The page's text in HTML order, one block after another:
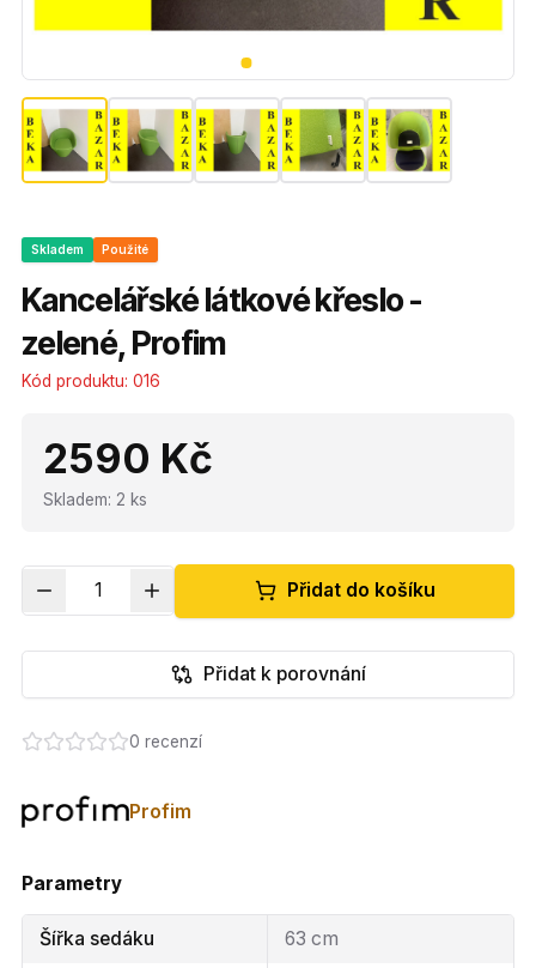
Skladem Použité
Kancelářské látkové křeslo -
zelené, Profim
Kód produktu: 016
2590 Kč
Skladem: 2 ks
1 Přidat do košíku
Přidat k porovnání
0 recenzí
Profim
Parametry
Šířka sedáku 63 cm